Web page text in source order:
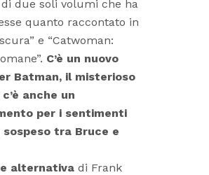
di due soli volumi che ha
quanto raccontato in
e “Catwoman:
C’è un nuovo
Batman, il misterioso
anche un
per i sentimenti
tra Bruce e
alternativa di Frank